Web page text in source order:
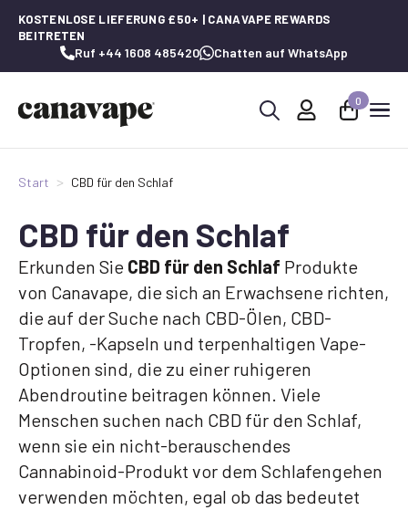
KOSTENLOSE LIEFERUNG £50+ | CANAVAPE REWARDS
BEITRETEN
Ruf +44 1608 485420 Chatten auf WhatsApp
0
Start CBD für den Schlaf
CBD für den Schlaf
Erkunden Sie CBD für den Schlaf Produkte
von Canavape, die sich an Erwachsene richten,
die auf der Suche nach CBD-Ölen, CBD-
Tropfen, -Kapseln und terpenhaltigen Vape-
Optionen sind, die zu einer ruhigeren
Abendroutine beitragen können. Viele
Menschen suchen nach CBD für den Schlaf,
wenn sie ein nicht-berauschendes
Cannabinoid-Produkt vor dem Schlafengehen
verwenden möchten, egal ob das bedeutet